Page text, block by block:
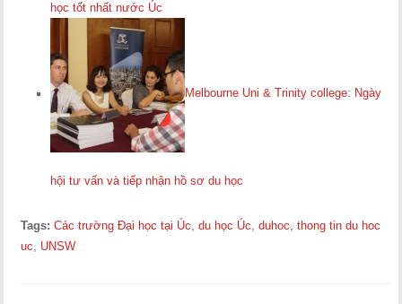
học tốt nhất nước Úc
Melbourne Uni & Trinity college: Ngày
hội tư vấn và tiếp nhận hồ sơ du học
Tags: Các trường Đại học tại Úc,du học Úc,duhoc,thong tin du hoc
uc, UNSW